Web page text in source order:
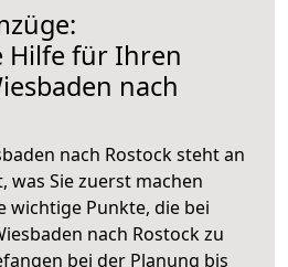
Hilfe für Ihren
nach
nach Rostock steht an
was Sie zuerst machen
wichtige Punkte, die bei
nach Rostock zu
bei der Planung bis